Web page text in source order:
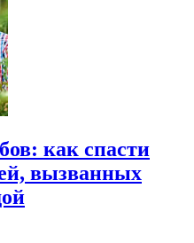
как спасти
вызванных